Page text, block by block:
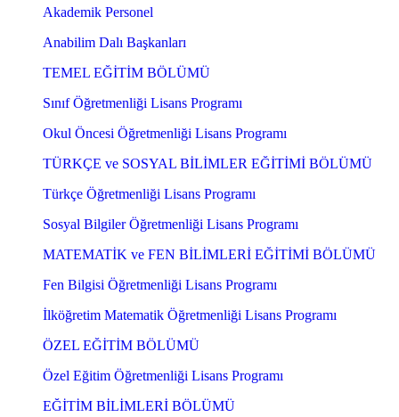
Akademik Personel
Anabilim Dalı Başkanları
TEMEL EĞİTİM BÖLÜMÜ
Sınıf Öğretmenliği Lisans Programı
Okul Öncesi Öğretmenliği Lisans Programı
TÜRKÇE ve SOSYAL BİLİMLER EĞİTİMİ BÖLÜMÜ
Türkçe Öğretmenliği Lisans Programı
Sosyal Bilgiler Öğretmenliği Lisans Programı
MATEMATİK ve FEN BİLİMLERİ EĞİTİMİ BÖLÜMÜ
Fen Bilgisi Öğretmenliği Lisans Programı
İlköğretim Matematik Öğretmenliği Lisans Programı
ÖZEL EĞİTİM BÖLÜMÜ
Özel Eğitim Öğretmenliği Lisans Programı
EĞİTİM BİLİMLERİ BÖLÜMÜ